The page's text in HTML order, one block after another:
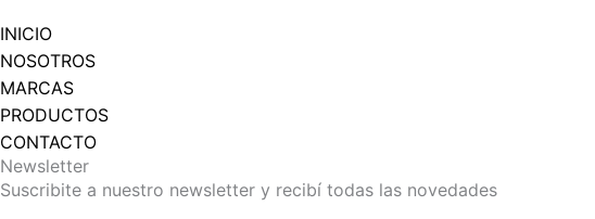
INICIO
NOSOTROS
MARCAS
PRODUCTOS
CONTACTO
Newsletter
Suscribite a nuestro newsletter y recibí todas las novedades